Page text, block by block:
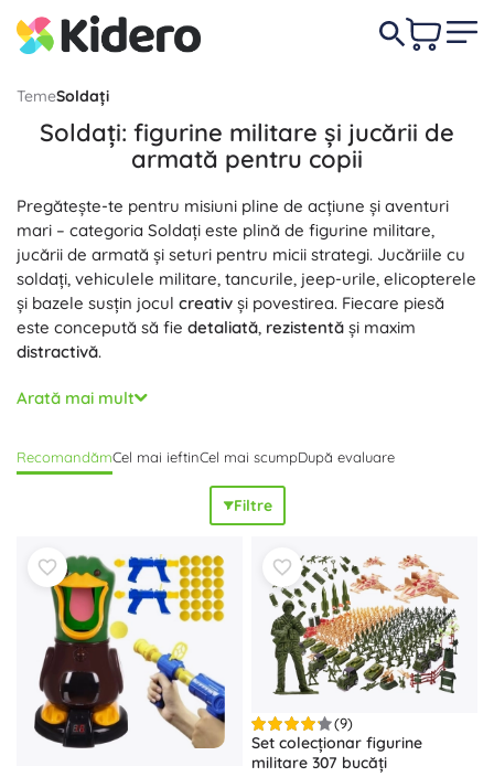
TemeSoldați
Soldați: figurine militare și jucării de
armată pentru copii
Pregătește-te pentru misiuni pline de acțiune și aventuri
mari – categoria Soldați este plină de figurine militare,
jucării de armată și seturi pentru micii strategi. Jucăriile cu
soldați, vehiculele militare, tancurile, jeep-urile, elicopterele
și bazele susțin jocul creativ și povestirea. Fiecare piesă
este concepută să fie detaliată, rezistentă și maxim
distractivă.
Figurinele militare au adesea articulații mobile, uniforme
realiste și accesorii bogate – căști, stații radio, rucsacuri,
cu tehnica: tancuri cu turelă rotativă, jeep-uri cu remorcă,
transportoare, nave și elicoptere cu cârlig de coborâre.
extensibilității
misiuni militare
pentru copii dezvoltăimaginația creativitatea, motricitatea
fină și capacitatea de a planifica strategiași de a colabora
în echipă. Sunt excelente pentru joaca individuală sau
pentru bătălii comune pe covor, atât pentru începători, cât
și pentru colecționari care apreciază soldații detaliați și
tehnica de luptă. Soldații, jucăriile de armată și seturile
oferăposibilități nelimitate de distracție și de construire a
propriei armate.
Arată mai mult
RecomandămCel mai ieftinCel mai scumpDupă evaluare
Filtre
(9)
Set colecționar figurine
militare 307 bucăți